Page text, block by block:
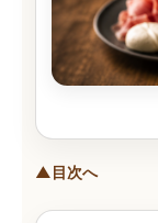
▲目次へ